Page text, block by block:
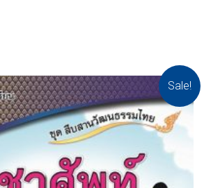
Sale!